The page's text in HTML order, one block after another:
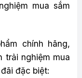
mua sắm
chính hãng,
trải nghiệm mua
đặc biệt: